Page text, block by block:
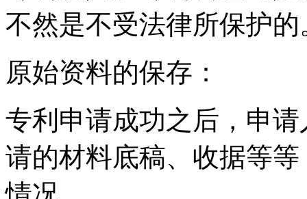
不然是不受法律所保护的
原始资料的保存：
专利申请成功之后，申
请的材料底稿、收据等